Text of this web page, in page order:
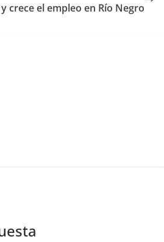
crece el empleo en Río Negro